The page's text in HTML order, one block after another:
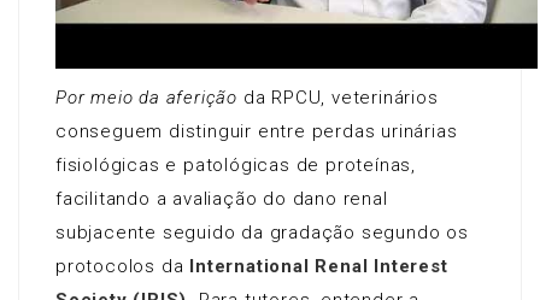
Por meio da aferição da RPCU, veterinários
conseguem distinguir entre perdas urinárias
fisiológicas e patológicas de proteínas,
facilitando a avaliação do dano renal
subjacente seguido da gradação segundo os
protocolos da International Renal Interest